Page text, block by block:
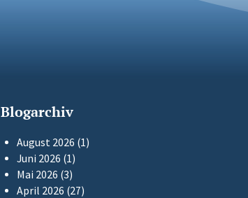
Blogarchiv
August 2026 (1)
Juni 2026 (1)
Mai 2026 (3)
April 2026 (27)